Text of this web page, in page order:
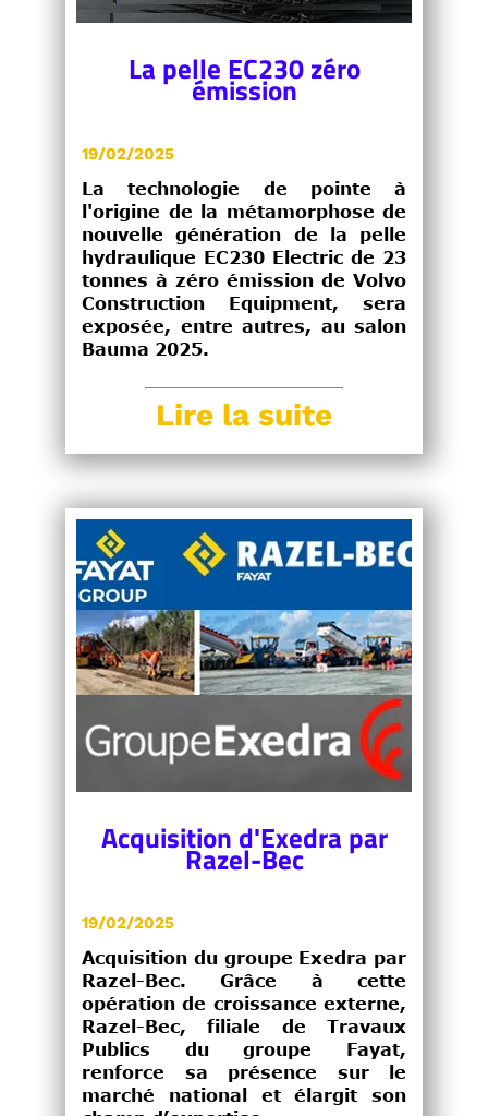
La pelle EC230 zéro
émission
19/02/2025
La technologie de pointe à
l'origine de la métamorphose de
nouvelle génération de la pelle
hydraulique EC230 Electric de 23
tonnes à zéro émission de Volvo
Construction Equipment, sera
exposée, entre autres, au salon
Bauma 2025.
Lire la suite
Acquisition d'Exedra par
Razel-Bec
19/02/2025
Acquisition du groupe Exedra par
Razel-Bec. Grâce à cette
opération de croissance externe,
Razel-Bec, filiale de Travaux
Publics du groupe Fayat,
renforce sa présence sur le
marché national et élargit son